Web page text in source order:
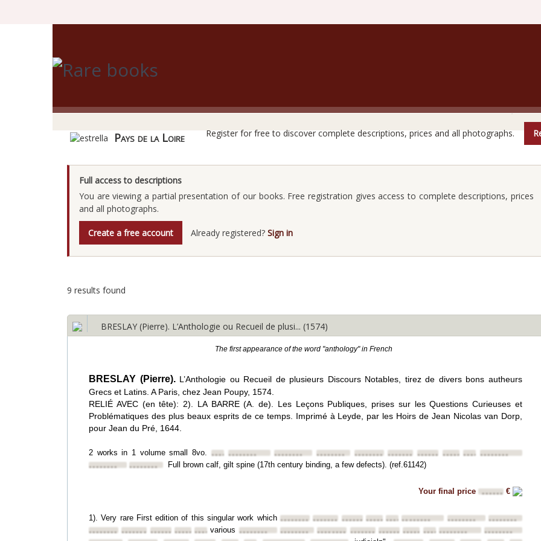
Rare books do not reveal all their secrets at first
Register for free to discover complete descriptions, prices and all photographs.
Pays de la Loire
Full access to descriptions
You are viewing a partial presentation of our books. Free registration gives access to complete descriptions, prices
and all photographs.
Create a free account Already registered? Sign in
9 results found
BRESLAY (Pierre). L’Anthologie ou Recueil de plusi... (1574)
The first appearance of the word "anthology" in French
BRESLAY (Pierre). L’Anthologie ou Recueil de plusieurs Discours Notables, tirez de divers bons autheurs
Grecs et Latins. A Paris, chez Jean Poupy, 1574.
RELIÉ AVEC (en tête): 2). LA BARRE (A. de). Les Leçons Publiques, prises sur les Questions Curieuses et
Problématiques des plus beaux esprits de ce temps. Imprimé à Leyde, par les Hoirs de Jean Nicolas van Dorp,
pour Jean du Pré, 1644.
2 works in 1 volume small 8vo. •••••••••••••••• •••••••• •••••••• •••••••• •••••••• ••••••••••••••••••••••••••••••••
••••••••
•••••••• Full brown calf, gilt spine (17th century binding, a few defects). (ref.61142)
Your final price •••••• €
1). Very rare First edition of this singular work which •••••••• •••••••••••••••••••••••••••••••••••••••• ••••••••
••••••••
•••••••• ••••••••••••••••••••••••••••••••
various •••••••• •••••••• •••••••• ••••••••••••••••••••••••••••••••••••••••
••••••••